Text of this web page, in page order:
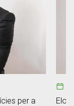
per a
Elon